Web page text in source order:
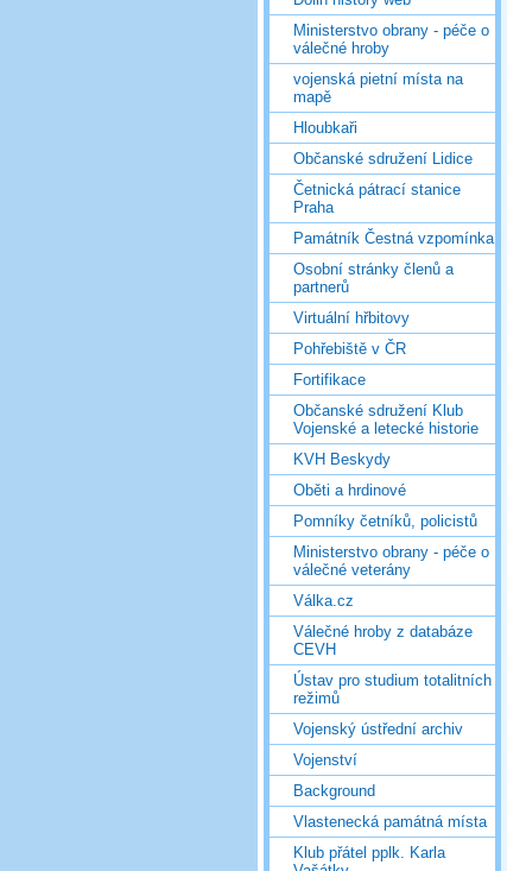
Ministerstvo obrany - péče o
válečné hroby
vojenská pietní místa na
mapě
Hloubkaři
Občanské sdružení Lidice
Četnická pátrací stanice
Praha
Památník Čestná vzpomínka
Osobní stránky členů a
partnerů
Virtuální hřbitovy
Pohřebiště v ČR
Fortifikace
Občanské sdružení Klub
Vojenské a letecké historie
KVH Beskydy
Oběti a hrdinové
Pomníky četníků, policistů
Ministerstvo obrany - péče o
válečné veterány
Válka.cz
Válečné hroby z databáze
CEVH
Ústav pro studium totalitních
režimů
Vojenský ústřední archiv
Vojenství
Background
Vlastenecká památná místa
Klub přátel pplk. Karla